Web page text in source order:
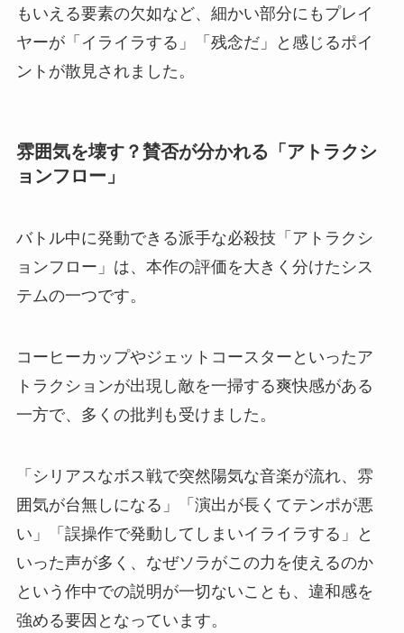
もいえる要素の欠如など、細かい部分にもプレイ
ヤーが「イライラする」「残念だ」と感じるポイ
ントが散見されました。
雰囲気を壊す？賛否が分かれる「アトラクシ
ョンフロー」
バトル中に発動できる派手な必殺技「アトラクシ
ョンフロー」は、本作の評価を大きく分けたシス
テムの一つです。
コーヒーカップやジェットコースターといったア
トラクションが出現し敵を一掃する爽快感がある
一方で、多くの批判も受けました。
「シリアスなボス戦で突然陽気な音楽が流れ、雰
囲気が台無しになる」「演出が長くてテンポが悪
い」「誤操作で発動してしまいイライラする」と
いった声が多く、なぜソラがこの力を使えるのか
という作中での説明が一切ないことも、違和感を
強める要因となっています。